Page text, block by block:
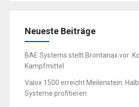
Neueste Beiträge
BAE Systems stellt Brontanax vor:
Kampfmittel
Valox 1500 erreicht Meilenstein:
Systeme profitieren